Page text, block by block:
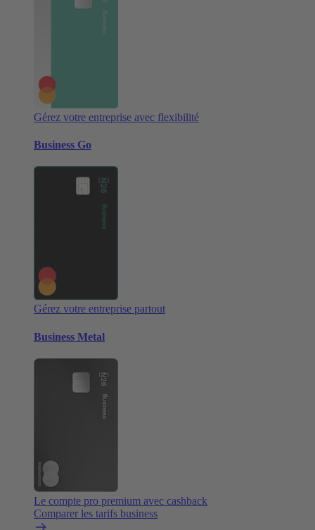
Gérez votre entreprise avec flexibilité
Business Go
Gérez votre entreprise partout
Business Metal
Le compte pro premium avec cashback
Comparer les tarifs business